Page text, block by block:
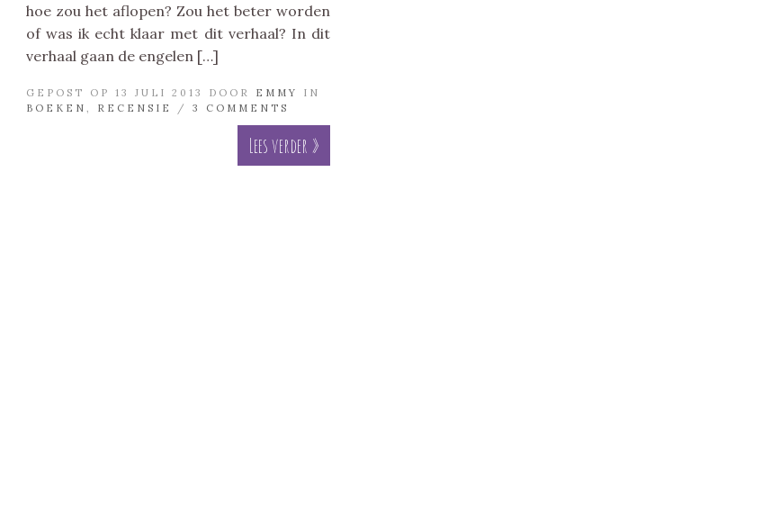
hoe zou het aflopen? Zou het beter worden
of was ik echt klaar met dit verhaal? In dit
verhaal gaan de engelen […]
GEPOST OP 13 JULI 2013 DOOR EMMY
IN
BOEKEN
RECENSIE / 3 COMMENTS
Lees verder »